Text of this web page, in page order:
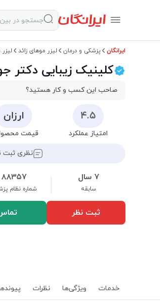
ایرانگان پزشکی و درمان لیزر موهای زائد
کلینیک زیبایی دکتر
صاحب این کسب و کار هستید؟
۴.۵
امتیاز عملکرد
ارزان
قیمت
نظری ثبت
۷ سال
سابقه
۸۸۳۵۷
شماره نظام
ثبت نظر
خدمات ویژگی‌ها نظرات